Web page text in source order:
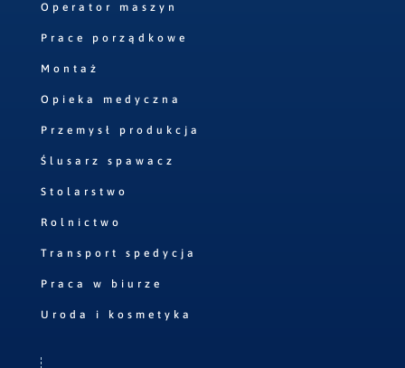
Operator maszyn
Prace porządkowe
Montaż
Opieka medyczna
Przemysł produkcja
Ślusarz spawacz
Stolarstwo
Rolnictwo
Transport spedycja
Praca w biurze
Uroda i kosmetyka